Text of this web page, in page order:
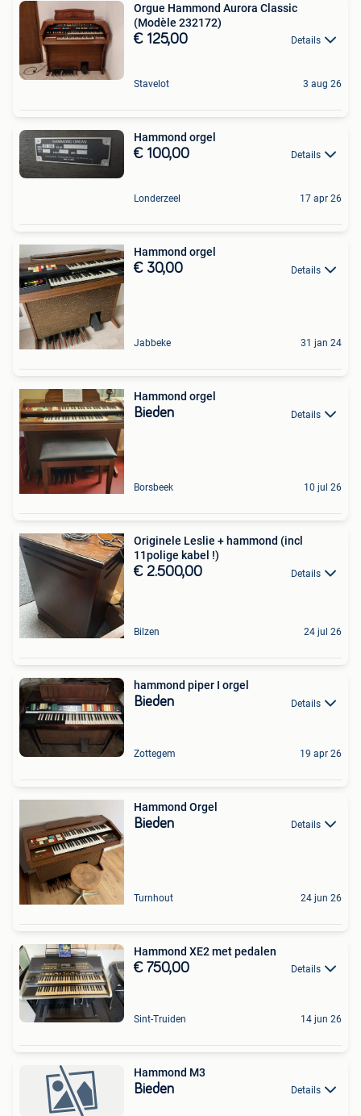
Orgue Hammond Aurora Classic
(Modèle 232172)
€ 125,00 Details
Stavelot 3 aug 26
Hammond orgel
€ 100,00 Details
Londerzeel 17 apr 26
Hammond orgel
€ 30,00 Details
Jabbeke 31 jan 24
Hammond orgel
Bieden Details
Borsbeek 10 jul 26
Originele Leslie + hammond (incl
11polige kabel !)
€ 2.500,00 Details
Bilzen 24 jul 26
hammond piper I orgel
Bieden Details
Zottegem 19 apr 26
Hammond Orgel
Bieden Details
Turnhout 24 jun 26
Hammond XE2 met pedalen
€ 750,00 Details
Sint-Truiden 14 jun 26
Hammond M3
Bieden Details